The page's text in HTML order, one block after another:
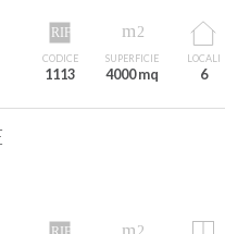
CODICE
1113
SUPERFICIE
4000 mq
LOCALI
6